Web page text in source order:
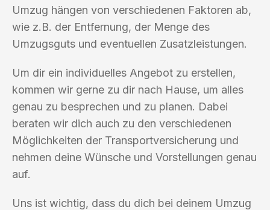
Umzug hängen von verschiedenen Faktoren ab,
wie z.B. der Entfernung, der Menge des
Umzugsguts und eventuellen Zusatzleistungen.
Um dir ein individuelles Angebot zu erstellen,
kommen wir gerne zu dir nach Hause, um alles
genau zu besprechen und zu planen. Dabei
beraten wir dich auch zu den verschiedenen
Möglichkeiten der Transportversicherung und
nehmen deine Wünsche und Vorstellungen genau
auf.
Uns ist wichtig, dass du dich bei deinem Umzug